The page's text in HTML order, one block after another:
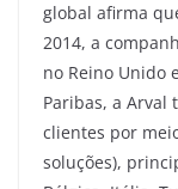
global afirma
2014, a
no Reino Unido
Paribas, a Arval
clientes por
soluções),